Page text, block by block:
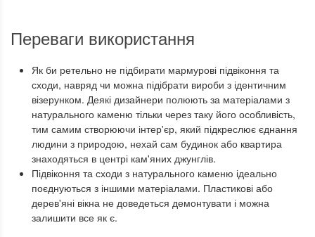
Переваги використання
Як би ретельно не підбирати мармурові підвіконня та
сходи, навряд чи можна підібрати вироби з ідентичним
візерунком. Деякі дизайнери полюють за матеріалами з
натурального каменю тільки через таку його особливість,
тим самим створюючи інтер'єр, який підкреслює єднання
людини з природою, нехай сам будинок або квартира
знаходяться в центрі кам'яних джунглів.
Підвіконня та сходи з натурального каменю ідеально
поєднуються з іншими матеріалами. Пластикові або
дерев'яні вікна не доведеться демонтувати і можна
залишити все як є.